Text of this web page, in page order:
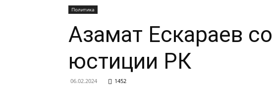
Политика
Азамат Ескараев
юстиции РК
06.02.2024 1452